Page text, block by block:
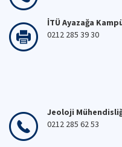
İTÜ Ayazağa
0212 285 39 30
Jeoloji
0212 285 62 53